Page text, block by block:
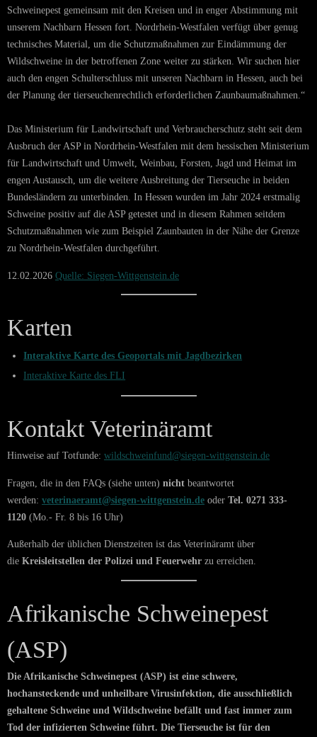
Schweinepest gemeinsam mit den Kreisen und in enger Abstimmung mit
unserem Nachbarn Hessen fort. Nordrhein-Westfalen verfügt über genug
technisches Material, um die Schutzmaßnahmen zur Eindämmung der
Wildschweine in der betroffenen Zone weiter zu stärken. Wir suchen hier
auch den engen Schulterschluss mit unseren Nachbarn in Hessen, auch bei
der Planung der tierseuchenrechtlich erforderlichen Zaunbaumaßnahmen.“
Das Ministerium für Landwirtschaft und Verbraucherschutz steht seit dem
Ausbruch der ASP in Nordrhein-Westfalen mit dem hessischen Ministerium
für Landwirtschaft und Umwelt, Weinbau, Forsten, Jagd und Heimat im
engen Austausch, um die weitere Ausbreitung der Tierseuche in beiden
Bundesländern zu unterbinden. In Hessen wurden im Jahr 2024 erstmalig
Schweine positiv auf die ASP getestet und in diesem Rahmen seitdem
Schutzmaßnahmen wie zum Beispiel Zaunbauten in der Nähe der Grenze
zu Nordrhein-Westfalen durchgeführt.
12.02.2026 Quelle: Siegen-Wittgenstein.de
Karten
Interaktive Karte des Geoportals mit Jagdbezirken
Interaktive Karte des FLI
Kontakt Veterinäramt
Hinweise auf Totfunde: wildschweinfund@siegen-wittgenstein.de
Fragen, die in den FAQs (siehe unten) nicht beantwortet
werden: veterinaeramt@siegen-wittgenstein.de oder Tel. 0271 333-
1120 (Mo.- Fr. 8 bis 16 Uhr)
Außerhalb der üblichen Dienstzeiten ist das Veterinäramt über
die Kreisleitstellen der Polizei und Feuerwehr zu erreichen.
Afrikanische Schweinepest
(ASP)
Die Afrikanische Schweinepest (ASP) ist eine schwere,
hochansteckende und unheilbare Virusinfektion, die ausschließlich
gehaltene Schweine und Wildschweine befällt und fast immer zum
Tod der infizierten Schweine führt. Die Tierseuche ist für den